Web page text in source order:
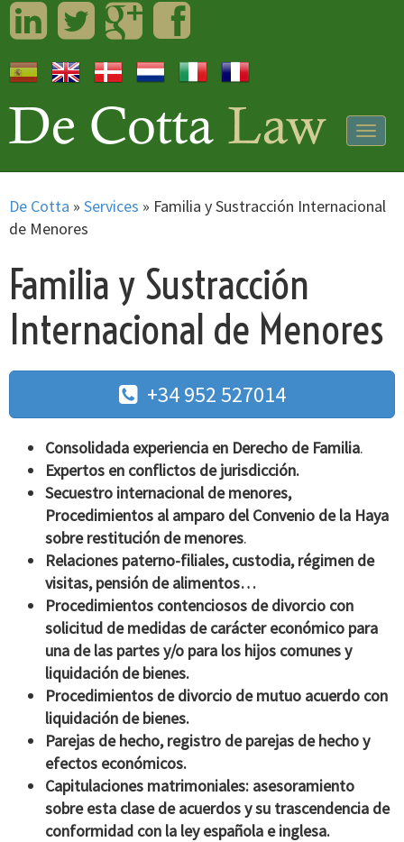
LinkedInTwitterGoogleplusFacebook
De Cotta » Services » Familia y Sustracción Internacional
de Menores
Familia y Sustracción
Internacional de Menores
+34 952 527014
Consolidada experiencia en Derecho de Familia.
Expertos en conflictos de jurisdicción.
Secuestro internacional de menores,
Procedimientos al amparo del Convenio de la Haya
sobre restitución de menores.
Relaciones paterno-filiales, custodia, régimen de
visitas, pensión de alimentos…
Procedimientos contenciosos de divorcio con
solicitud de medidas de carácter económico para
una de las partes y/o para los hijos comunes y
liquidación de bienes.
Procedimientos de divorcio de mutuo acuerdo con
liquidación de bienes.
Parejas de hecho, registro de parejas de hecho y
efectos económicos.
Capitulaciones matrimoniales: asesoramiento
sobre esta clase de acuerdos y su trascendencia de
conformidad con la ley española e inglesa.